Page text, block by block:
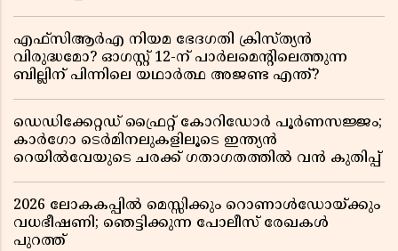
എഫ്സിആർഎ നിയമ ഭേദഗതി ക്രിസ്ത്യൻ
വിരുദ്ധമോ? ഓഗസ്റ്റ് 12-ന് പാർലമെന്റിലെത്തുന്ന
ബില്ലിന് പിന്നിലെ യഥാർത്ഥ അജണ്ട എന്ത്?
ഡെഡിക്കേറ്റഡ് ഫ്രൈറ്റ് കോറിഡോർ പൂർണസജ്ജം;
കാർഗോ ടെർമിനലുകളിലൂടെ ഇന്ത്യൻ
റെയിൽവേയുടെ ചരക്ക് ഗതാഗതത്തിൽ വൻ കുതിപ്പ്
2026 ലോകകപ്പിൽ മെസ്സിക്കും റൊണാൾഡോയ്ക്കും
വധഭീഷണി; ഞെട്ടിക്കുന്ന പോലീസ് രേഖകൾ
പുറത്ത്